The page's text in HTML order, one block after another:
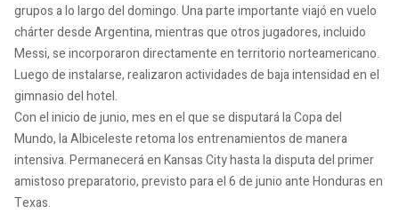
grupos a lo largo del domingo. Una parte importante viajó en vuelo
chárter desde Argentina, mientras que otros jugadores, incluido
Messi, se incorporaron directamente en territorio norteamericano.
Luego de instalarse, realizaron actividades de baja intensidad en el
gimnasio del hotel.
Con el inicio de junio, mes en el que se disputará la Copa del
Mundo, la Albiceleste retoma los entrenamientos de manera
intensiva. Permanecerá en Kansas City hasta la disputa del primer
amistoso preparatorio, previsto para el 6 de junio ante Honduras en
Texas.